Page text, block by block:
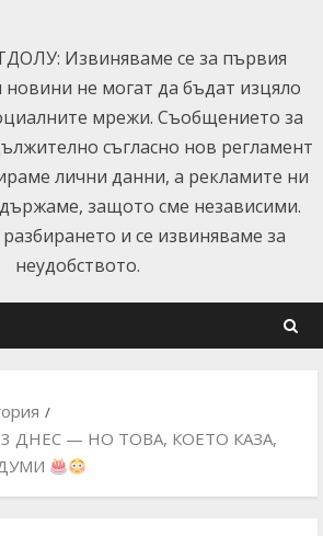
Извиняваме се за първия
не могат да бъдат изцяло
мрежи. Съобщението за
съгласно нов регламент
лични данни, а рекламите ни
защото сме независими.
и се извиняваме за
неудобството.
ДНЕС — НО ТОВА, КОЕТО КАЗА,